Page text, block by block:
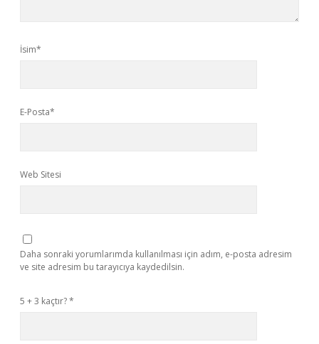
İsim*
E-Posta*
Web Sitesi
Daha sonraki yorumlarımda kullanılması için adım, e-posta adresim
ve site adresim bu tarayıcıya kaydedilsin.
5 + 3 kaçtır?*